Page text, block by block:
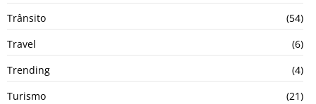
Trânsito
(54)
Travel
(6)
Trending
(4)
Turismo
(21)